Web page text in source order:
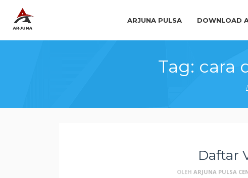
ARJUNA PULSA DOWNLOAD
Tag: cara
Daftar
OLEH ARJUNA PULSA